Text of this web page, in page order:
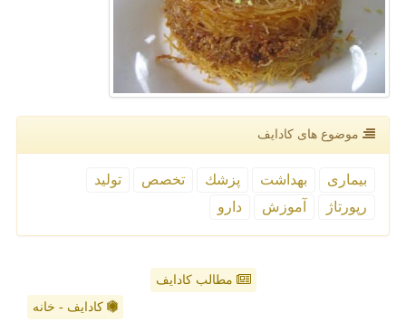
موضوع های كادایف
بیماری بهداشت پزشك تخصص
تولید
رپورتاژ
آموزش دارو
مطالب کادایف
کادایف - خانه